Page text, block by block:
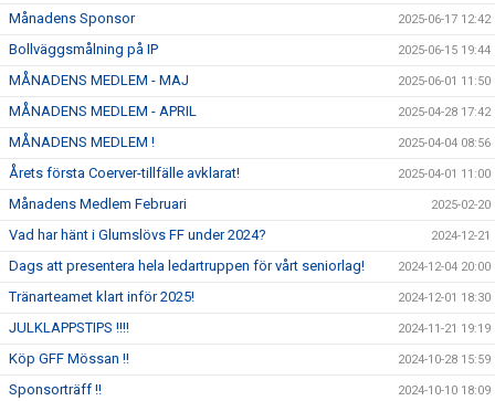
Månadens Sponsor 2025-06-17 12:42
Bollväggsmålning på IP 2025-06-15 19:44
MÅNADENS MEDLEM - MAJ 2025-06-01 11:50
MÅNADENS MEDLEM - APRIL 2025-04-28 17:42
MÅNADENS MEDLEM ! 2025-04-04 08:56
Årets första Coerver-tillfälle avklarat! 2025-04-01 11:00
Månadens Medlem Februari 2025-02-20
Vad har hänt i Glumslövs FF under 2024? 2024-12-21
Dags att presentera hela ledartruppen för vårt seniorlag! 2024-12-04 20:00
Tränarteamet klart inför 2025! 2024-12-01 18:30
JULKLAPPSTIPS !!!! 2024-11-21 19:19
Köp GFF Mössan !! 2024-10-28 15:59
Sponsorträff !! 2024-10-10 18:09